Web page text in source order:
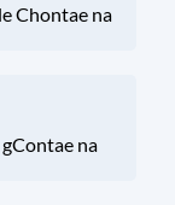
Chontae na
na